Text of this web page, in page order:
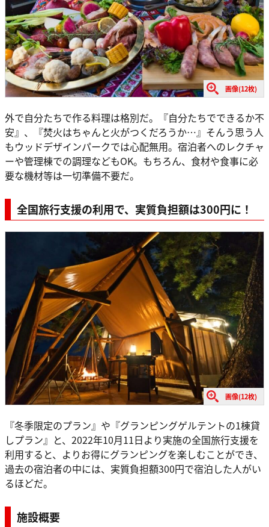
画像(12枚)
外で自分たちで作る料理は格別だ。『自分たちでできるか不
安』、『焚火はちゃんと火がつくだろうか…』そんう思う人
もウッドデザインパークでは心配無用。宿泊者へのレクチャ
ーや管理棟での調理などもOK。もちろん、食材や食事に必
要な機材等は一切準備不要だ。
全国旅行支援の利用で、実質負担額は300円に！
画像(12枚)
『冬季限定のプラン』や『グランピングゲルテントの1棟貸
しプラン』と、2022年10月11日より実施の全国旅行支援を
利用すると、よりお得にグランピングを楽しむことができ、
過去の宿泊者の中には、実質負担額300円で宿泊した人がい
るほどだ。
施設概要